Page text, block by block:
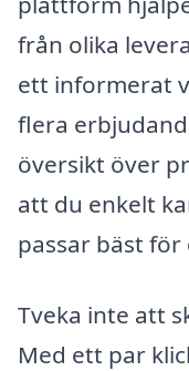
från olika
ett informerat
flera
översikt över
att du enkelt
passar bäst för
Tveka inte att
Med ett par